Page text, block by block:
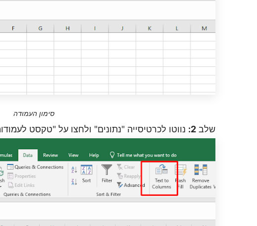
סימון העמודה
שלב 2: נווטו לכרטיסייה "נתונים" ולחצו על "טקסט